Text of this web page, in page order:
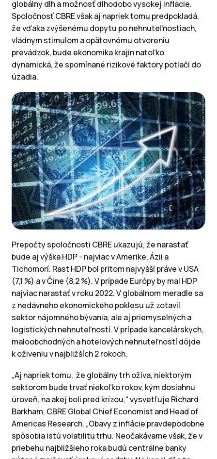
globálny dlh a možnosť dlhodobo vysokej inflácie.
Spoločnosť CBRE však aj napriek tomu predpokladá,
že vďaka zvýšenému dopytu po nehnuteľnostiach,
vládnym stimulom a opätovnému otvoreniu
prevádzok, bude ekonomika krajín natoľko
dynamická, že spomínané rizikové faktory potlačí do
úzadia.
Prepočty spoločnosti CBRE ukazujú, že narastať
bude aj výška HDP - najviac v Amerike, Ázii a
Tichomorí. Rast HDP bol pritom najvyšší práve v USA
(7,1 %) a v Číne (8,2 %). V prípade Európy by mal HDP
najviac narastať v roku 2022. V globálnom meradle sa
z nedávneho ekonomického poklesu už zotavil
sektor nájomného bývania, ale aj priemyselných a
logistických nehnuteľností. V prípade kancelárskych,
maloobchodných a hotelových nehnuteľností dôjde
k oživeniu v najbližších 2 rokoch.
„Aj napriek tomu, že globálny trh ožíva, niektorým
sektorom bude trvať niekoľko rokov, kým dosiahnu
úroveň, na akej boli pred krízou,“ vysvetľuje Richard
Barkham, CBRE Global Chief Economist and Head of
Americas Research. „Obavy z inflácie pravdepodobne
spôsobia istú volatilitu trhu. Neočakávame však, že v
priebehu najbližšieho roka budú centrálne banky